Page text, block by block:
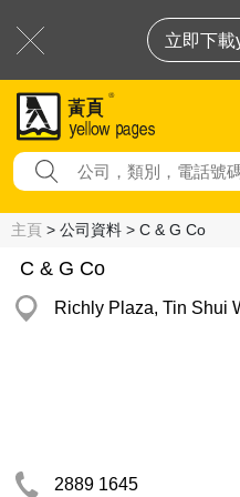
立即下
主頁 > 公司資料 > C & G Co
C & G Co
Richly Plaza, Tin Shui
2889 1645